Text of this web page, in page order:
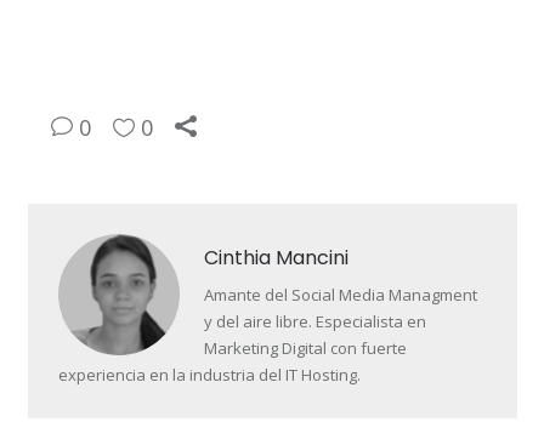
0 0
Cinthia Mancini
Amante del Social Media Managment
y del aire libre. Especialista en
Marketing Digital con fuerte
experiencia en la industria del IT Hosting.